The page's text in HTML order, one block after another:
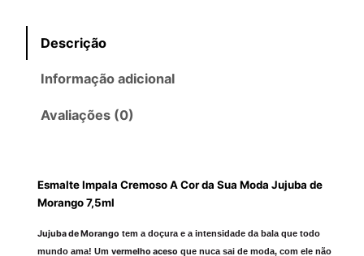
Descrição
Informação adicional
Avaliações (0)
Esmalte Impala Cremoso A Cor da Sua Moda Jujuba de
Morango 7,5ml
Jujuba de Morango tem a doçura e a intensidade da bala que todo
mundo ama! Um vermelho aceso que nuca sai de moda, com ele não